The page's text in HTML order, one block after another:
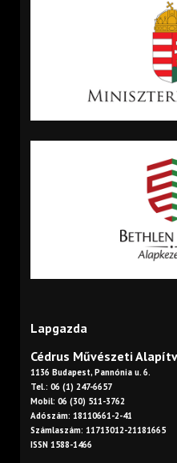
Lapgazda
Cédrus Művészeti
1136 Budapest, Pannónia u. 6.
Tel.: 06 (1) 247-6657
Mobil: 06 (30) 511-3762
Adószám: 18110661-2-41
Számlaszám: 11713012-21181665
ISSN 1588-1466